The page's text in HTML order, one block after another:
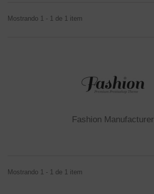
Mostrando 1 - 1 de 1 item
Fashion Manufacturer
Mostrando 1 - 1 de 1 item